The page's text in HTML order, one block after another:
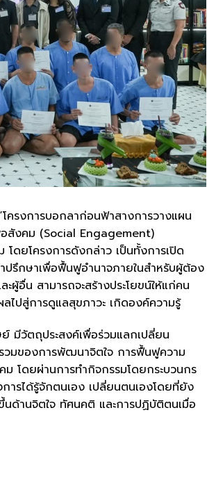
รงการบอกลาก่อนฟ้าสางการวางแผน
สังคม (Social Engagement)
ดยโครงการดังกล่าว เป็นทั้งการเปิด
ปรึกษาเพื่อฟื้นฟูอำนาจภายในสำหรับผู้ต้อง
อื่น สามารถจะสร้างประโยขน์ให้แก่คน
ไปสู่การดูแลสุขภาวะ เกิดองค์ความรู้
วัตถุประสงค์เพื่อร่วมแลกเปลี่ยน
วมของการพัฒนาจิตใจ การฟื้นฟูความ
โดยผ่านการทำกิจกรรมโดยกระบวนกร
ารได้รู้จักตนเอง เปลี่ยนตนเองโดยที่ยัง
ด้านจิตใจ ทัศนคติ และการปฏิบัติตนเมื่อ